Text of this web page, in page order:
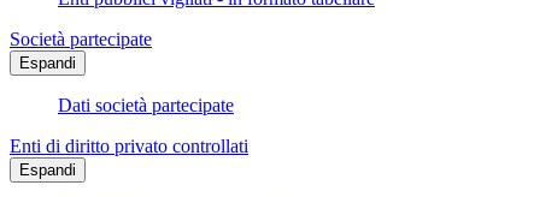
Società partecipate
Espandi
Dati società partecipate
Enti di diritto privato controllati
Espandi